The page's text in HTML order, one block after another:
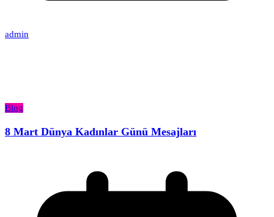
admin
Blog
8 Mart Dünya Kadınlar Günü Mesajları